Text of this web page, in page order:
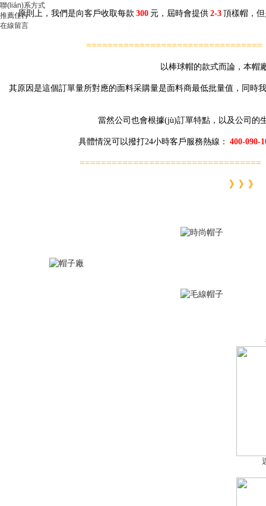
聯(lián)系方式
推薦住行
在線留言
原則上，我們是向客戶收取每款 300 元，屆時會提供 2-3 頂樣帽，但
=================================
以棒球帽的款式而論，本帽
其原因是這個訂單量所對應的面料采購量是面料商最低批量值，同時我司
當然公司也會根據(jù)訂單特點，以及公司
具體情況可以撥打24小時客戶服務熱線： 400-090-
==================================
》》》